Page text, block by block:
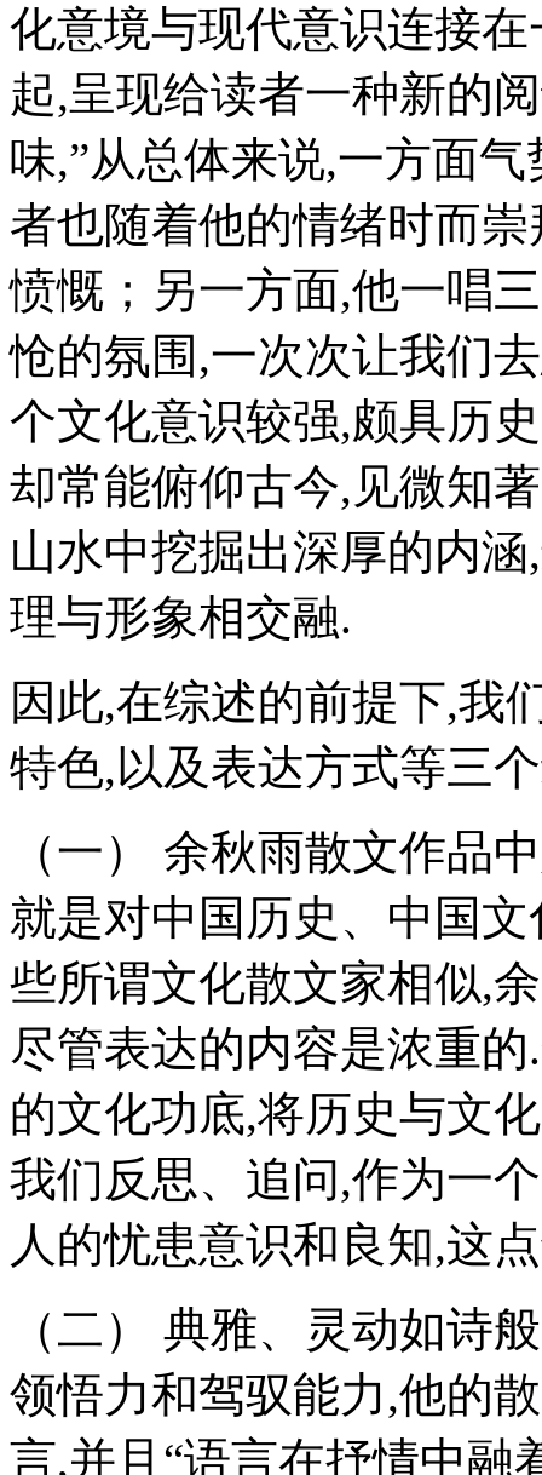
化意境与现代意识连接
起,呈现给读者一种新的
味,”从总体来说,一方面
者也随着他的情绪时而
愤慨；另一方面,他一唱
怆的氛围,一次次让我们
个文化意识较强,颇具历
却常能俯仰古今,见微知
山水中挖掘出深厚的内
理与形象相交融.
因此,在综述的前提下,我
特色,以及表达方式等三
（一） 余秋雨散文作品
就是对中国历史、中国
些所谓文化散文家相似,
尽管表达的内容是浓重
的文化功底,将历史与文
我们反思、追问,作为一
人的忧患意识和良知,这
（二） 典雅、灵动如诗
领悟力和驾驭能力,他的
言,并且“语言在抒情中融